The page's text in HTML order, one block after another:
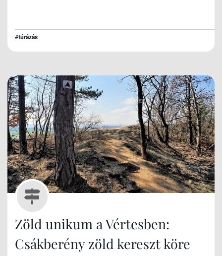
#túrázás
Zöld unikum a Vértesben:
Csákberény zöld kereszt köre